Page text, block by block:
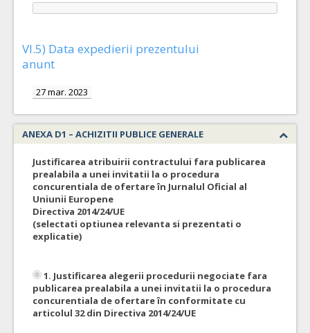
VI.5) Data expedierii prezentului
anunt
27 mar. 2023
ANEXA D1 – ACHIZITII PUBLICE GENERALE
Justificarea atribuirii contractului fara publicarea
prealabila a unei invitatii la o procedura
concurentiala de ofertare în Jurnalul Oficial al
Uniunii Europene
Directiva 2014/24/UE
(selectati optiunea relevanta si prezentati o
explicatie)
1. Justificarea alegerii procedurii negociate fara
publicarea prealabila a unei invitatii la o procedura
concurentiala de ofertare în conformitate cu
articolul 32 din Directiva 2014/24/UE